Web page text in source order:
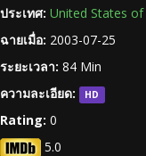
ประเทศ: United States of
ฉายเมื่อ: 2003-07-25
ระยะเวลา: 84 Min
ความละเอียด:
HD
Rating: 0
5.0